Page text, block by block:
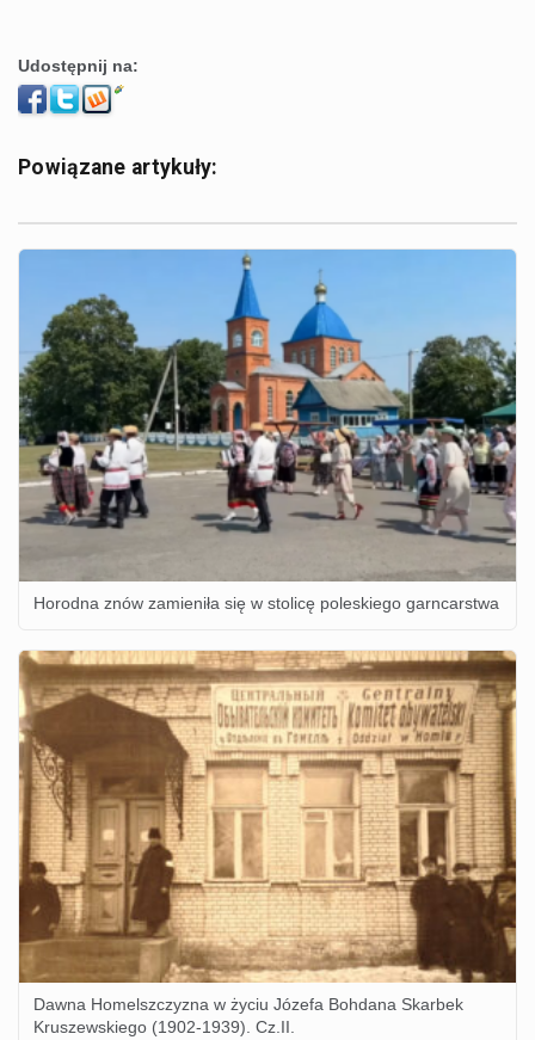
Udostępnij na:
Powiązane artykuły:
Horodna znów zamieniła się w stolicę poleskiego garncarstwa
Dawna Homelszczyzna w życiu Józefa Bohdana Skarbek
Kruszewskiego (1902-1939). Cz.II.